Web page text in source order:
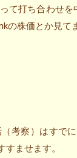
て打ち合わせ
の株価とか見て
考察）はすで
ませます。